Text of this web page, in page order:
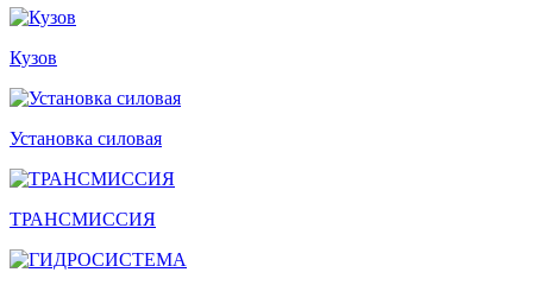
Кузов
Установка силовая
ТРАНСМИССИЯ